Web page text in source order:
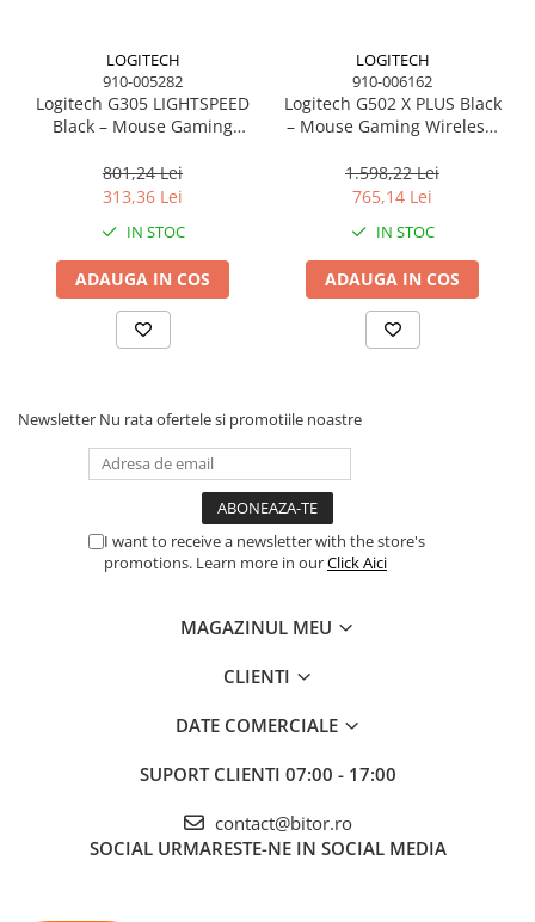
SSD Interne
Memorii RAM
Memorii Flash
Stick-uri USB
Surse de alimentare
Surse de Alimentare PC
Ventilatoare & Sisteme de Răcire
Carcase
Accesorii componente
Accesorii componente - altele
Unități optice
Mouse wireless
LOGITECH
910-005282
Logitech G305 LIGHTSPEED
Black – Mouse Gaming
butoane, 1 ms
801,24 Lei
313,36 Lei
IN STOC
ADAUGA IN COS
LOGITECH
910-006162
Logitech G502 X PLUS Black
– Mouse Gaming Wireless,
RGB, 25.600 DPI
1.598,22 Lei
765,14 Lei
IN STOC
ADAUGA IN COS
Newsletter Nu rata ofertele si promotiile noastre
I want to receive a newsletter with the store's
promotions. Learn more in ourClick Aici
MAGAZINUL MEU
CLIENTI
DATE COMERCIALE
SUPORT CLIENTI 07:00 - 17:00
contact@bitor.ro
SOCIAL URMARESTE-NE IN SOCIAL MEDIA